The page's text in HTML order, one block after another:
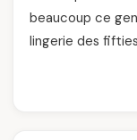
beaucoup ce
lingerie des fifties